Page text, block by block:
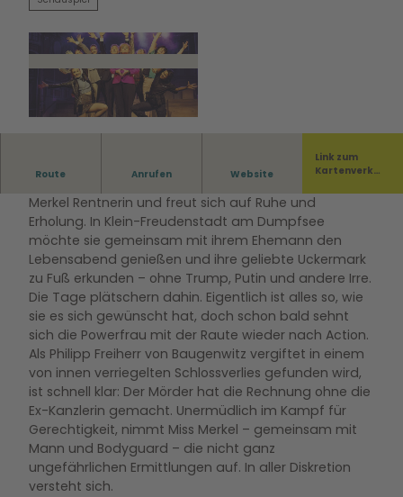
Route Anrufen Website
Link zum
Kartenverka
Merkel Rentnerin und freut sich auf Ruhe und
Erholung. In Klein-Freudenstadt am Dumpfsee
möchte sie gemeinsam mit ihrem Ehemann den
Lebensabend genießen und ihre geliebte Uckermark
zu Fuß erkunden – ohne Trump, Putin und andere Irre.
Die Tage plätschern dahin. Eigentlich ist alles so, wie
sie es sich gewünscht hat, doch schon bald sehnt
sich die Powerfrau mit der Raute wieder nach Action.
Als Philipp Freiherr von Baugenwitz vergiftet in einem
von innen verriegelten Schlossverlies gefunden wird,
ist schnell klar: Der Mörder hat die Rechnung ohne die
Ex-Kanzlerin gemacht. Unermüdlich im Kampf für
Gerechtigkeit, nimmt Miss Merkel – gemeinsam mit
Mann und Bodyguard – die nicht ganz
ungefährlichen Ermittlungen auf. In aller Diskretion
versteht sich.